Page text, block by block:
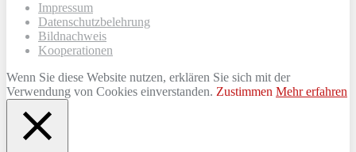
Impressum
Datenschutzbelehrung
Bildnachweis
Kooperationen
Wenn Sie diese Website nutzen, erklären Sie sich mit der
Verwendung von Cookies einverstanden. Zustimmen Mehr erfahren